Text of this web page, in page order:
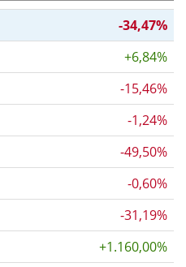
-34,47%
+6,84%
-15,46%
-1,24%
-49,50%
-0,60%
-31,19%
+1.160,00%